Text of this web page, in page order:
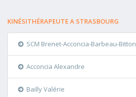
KINÉSITHÉRAPEUTE A STRASBOURG
SCM Brenet-Acconcia-Barbeau-Bitton
Acconcia Alexandre
Bailly Valérie